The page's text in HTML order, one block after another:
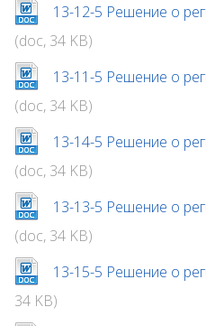
13-12-5 Решение о
(doc, 34 KB)
13-11-5 Решение о
(doc, 34 KB)
13-14-5 Решение о
(doc, 34 KB)
13-13-5 Решение о
(doc, 34 KB)
13-15-5 Решение о
34 KB)